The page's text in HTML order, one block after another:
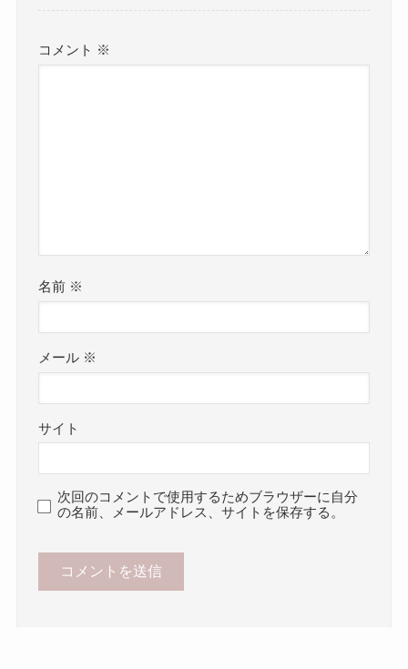
コメント ※
名前 ※
メール ※
サイト
次回のコメントで使用するためブラウザーに自分
の名前、メールアドレス、サイトを保存する。